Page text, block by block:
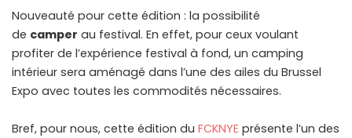
Nouveauté pour cette édition : la possibilité
de camper au festival. En effet, pour ceux voulant
profiter de l’expérience festival à fond, un camping
intérieur sera aménagé dans l’une des ailes du Brussel
Expo avec toutes les commodités nécessaires.
Bref, pour nous, cette édition du FCKNYE présente l’un des